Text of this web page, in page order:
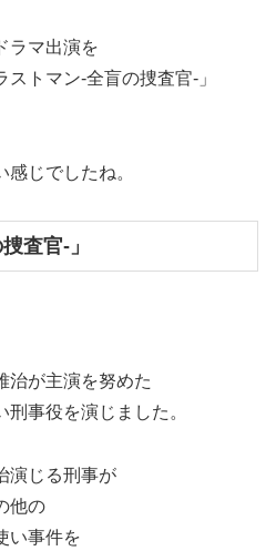
ラマ出演を
トマン-全盲の捜査官-」
じでしたね。
査官-」
治が主演を努めた
刑事役を演じました。
演じる刑事が
他の
い事件を